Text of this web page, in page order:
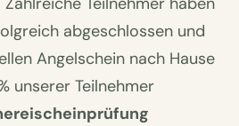
abgeschlossen und
Angelschein nach Hause
unserer Teilnehmer